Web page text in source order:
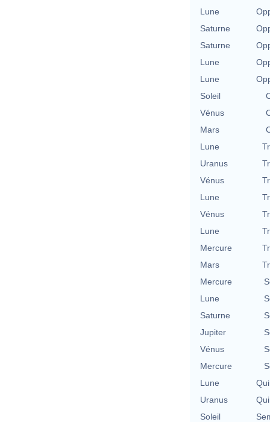
Lune
Saturne
Saturne
Lune
Lune
Soleil
Vénus
Mars
Lune
Uranus
Vénus
Lune
Vénus
Lune
Mercure
Mars
Mercure
Lune
Saturne
Jupiter
Vénus
Mercure
Lune
Uranus
Soleil